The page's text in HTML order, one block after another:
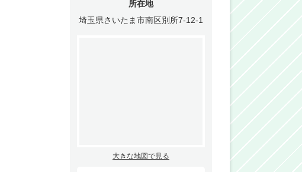
所在地
埼玉県さいたま市南区別所7-12-1
大きな地図で見る